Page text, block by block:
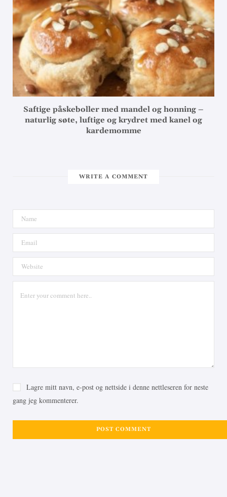
Saftige påskeboller med mandel og honning –
naturlig søte, luftige og krydret med kanel og
kardemomme
WRITE A COMMENT
Lagre mitt navn, e-post og nettside i denne nettleseren for neste
gang jeg kommenterer.